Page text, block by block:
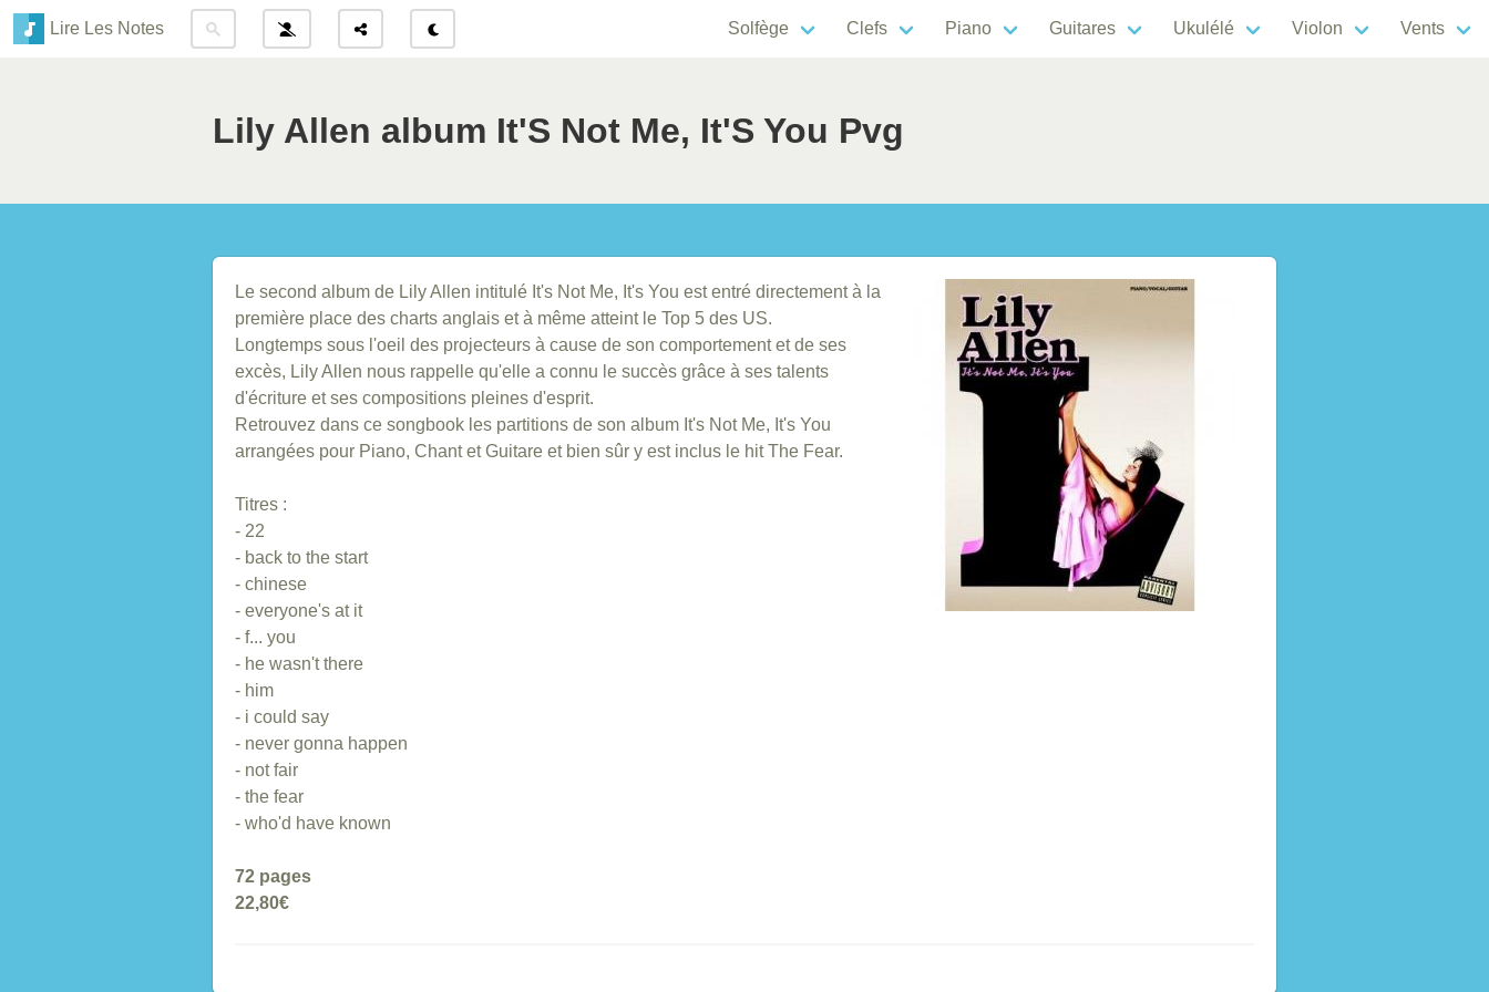
Lire Les Notes Solfège Clefs Piano Guitares Ukulélé Violon Vents
Lily Allen album It'S Not Me, It'S You Pvg
Le second album de Lily Allen intitulé It's Not Me, It's You est entré directement à la
première place des charts anglais et à même atteint le Top 5 des US.
Longtemps sous l'oeil des projecteurs à cause de son comportement et de ses
excès, Lily Allen nous rappelle qu'elle a connu le succès grâce à ses talents
d'écriture et ses compositions pleines d'esprit.
Retrouvez dans ce songbook les partitions de son album It's Not Me, It's You
arrangées pour Piano, Chant et Guitare et bien sûr y est inclus le hit The Fear.
Titres :
- 22
- back to the start
- chinese
- everyone's at it
- f... you
- he wasn't there
- him
- i could say
- never gonna happen
- not fair
- the fear
- who'd have known
72 pages
22,80€